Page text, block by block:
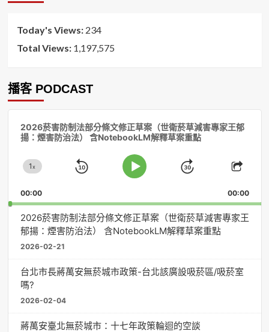
序
Today's Views: 234
Total Views: 1,197,575
播客 PODCAST
2026菸害防制法部分條文修正草案（世衛菸草減害專家王郁
揚：煙害防治法） 含NotebookLM解釋草案重點
Change
Rate
1x
Skip
Play
Jump
Forward
Share
00:00 00:00
2026菸害防制法部分條文修正草案（世衛菸草減害專家王
郁揚：煙害防治法） 含NotebookLM解釋草案重點
2026-02-21
台北市長蔣萬安無菸城市政策-台北該廣設吸菸區/吸菸室
嗎?
2026-02-04
蔣萬安臺北無菸城市：十七年政策輪迴的空談